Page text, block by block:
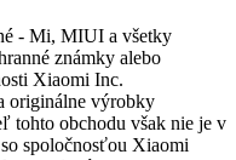
- Mi, MIUI a všetky
známky alebo
Xiaomi Inc.
originálne výrobky
tohto obchodu však nie je v
spoločnosťou Xiaomi